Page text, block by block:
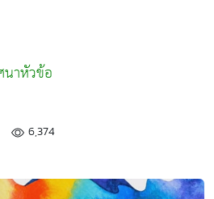
นาหัวข้อ
6,374